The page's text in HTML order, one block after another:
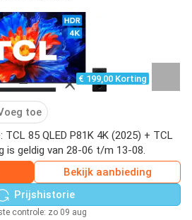
€ 199,00 Korting
toe
85 QLED P81K 4K (2025) + TCL
is geldig van 28-06 t/m 13-08.
Bekijk aanbieding
Prijshistorie
controle: zo 09 aug